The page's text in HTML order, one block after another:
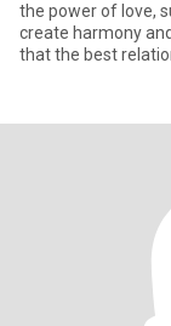
the power of love,
create harmony
that the best